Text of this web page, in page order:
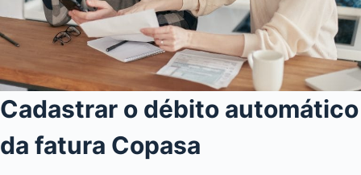
Cadastrar o débito automático
da fatura Copasa